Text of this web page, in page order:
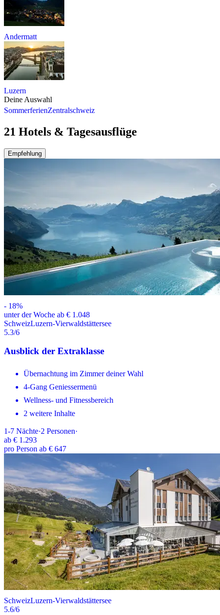
Andermatt
Luzern
Deine Auswahl
SommerferienZentralschweiz
21 Hotels & Tagesausflüge
Empfehlung
- 18%
unter der Woche ab € 1.048
SchweizLuzern-Vierwaldstättersee
5.3/6
Ausblick der Extraklasse
Übernachtung im Zimmer deiner Wahl
4-Gang Geniessermenü
Wellness- und Fitnessbereich
2 weitere Inhalte
1-7 Nächte·2 Personen·
ab € 1.293
pro Person ab € 647
SchweizLuzern-Vierwaldstättersee
5.6/6